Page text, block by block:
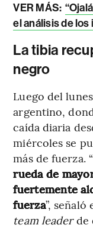
VER MÁS:
el análisis de
La tibia
negro
Luego del
argentino,
caída diaria
miércoles se
más de fuerza. “
rueda de
fuertemente
fuerza”,
team leaderde